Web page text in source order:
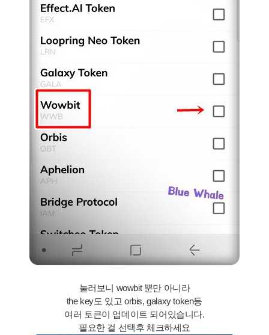
눌러보니 wowbit 뿐만 아니라
the key도 있고 orbis, galaxy token등
여러 토큰이 업데이트 되어있습니다.
필요한 걸 선택후 체크하세요